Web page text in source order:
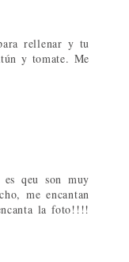
rellenar y tu
y tomate. Me
qeu son muy
me encantan
la foto!!!!